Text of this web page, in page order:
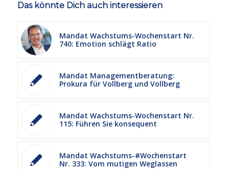
Das könnte Dich auch interessieren
Mandat Wachstums-Wochenstart Nr.
740: Emotion schlägt Ratio
Mandat Managementberatung:
Prokura für Vollberg und Vollberg
Mandat Wachstums-Wochenstart Nr.
115: Führen Sie konsequent
Mandat Wachstums-#Wochenstart
Nr. 333: Vom mutigen Weglassen